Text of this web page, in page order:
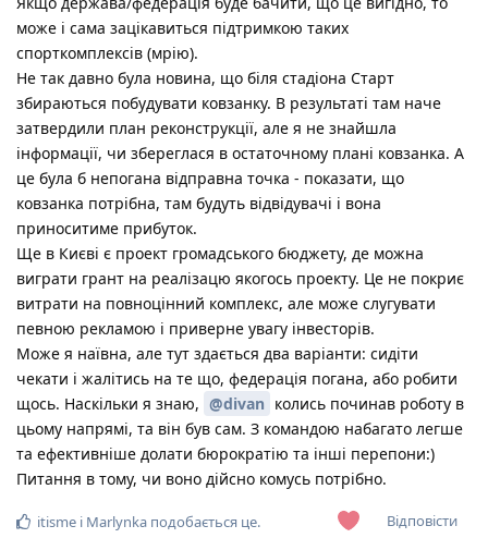
може і сама зацікавиться підтримкою таких
спорткомплексів (мрію).
Не так давно була новина, що біля стадіона Старт
збираються побудувати ковзанку. В результаті там наче
затвердили план реконструкції, але я не знайшла
інформації, чи збереглася в остаточному плані ковзанка. А
це була б непогана відправна точка - показати, що
ковзанка потрібна, там будуть відвідувачі і вона
приноситиме прибуток.
Ще в Києві є проект громадського бюджету, де можна
виграти грант на реалізацю якогось проекту. Це не покриє
витрати на повноцінний комплекс, але може слугувати
певною рекламою і приверне увагу інвесторів.
Може я наївна, але тут здається два варіанти: сидіти
чекати і жалітись на те що, федерація погана, або робити
щось. Наскільки я знаю, @divan колись починав роботу в
цьому напрямі, та він був сам. З командою набагато легше
та ефективніше долати бюрократію та інші перепони:)
Питання в тому, чи воно дійсно комусь потрібно.
Відповісти
itisme і Marlynka подобається це.